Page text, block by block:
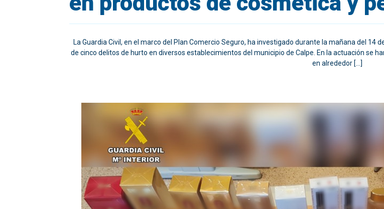
La Guardia Civil, en el marco del Plan Comercio Seguro, ha investigado durante la mañana del
de cinco delitos de hurto en diversos establecimientos del municipio de Calpe. En la actuación se
en alrededor […]